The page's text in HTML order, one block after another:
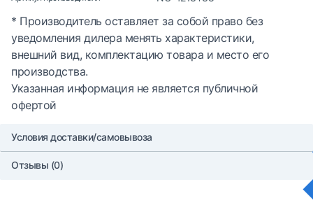
* Производитель оставляет за собой право без
уведомления дилера менять характеристики,
внешний вид, комплектацию товара и место его
производства.
Указанная информация не является публичной
офертой
Условия доставки/самовывоза
Отзывы (0)